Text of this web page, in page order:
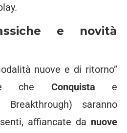
e novità
nuove e di ritorno”
che Conquista e
saranno
affiancate da nuove